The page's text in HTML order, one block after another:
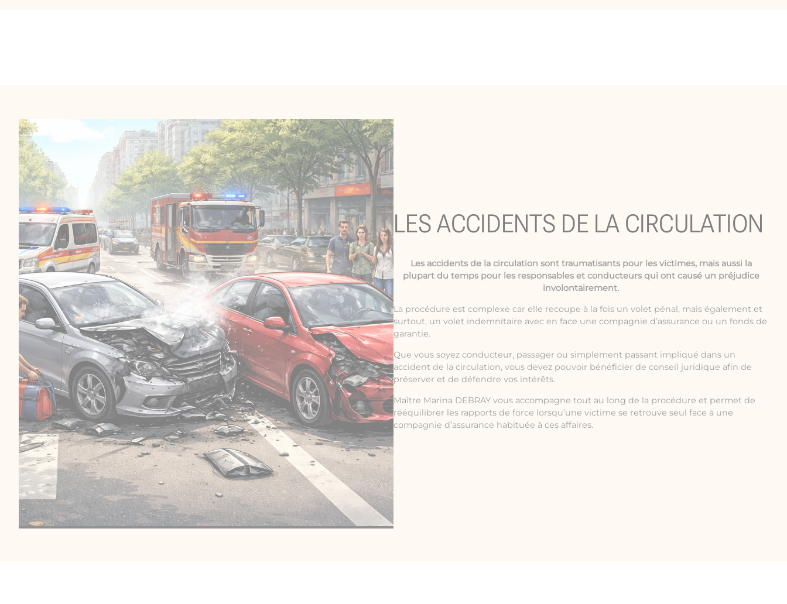
LES ACCIDENTS DE LA CIRCULATION
Les accidents de la circulation sont traumatisants pour les victimes, mais aussi la
plupart du temps pour les responsables et conducteurs qui ont causé un préjudice
involontairement.
La procédure est complexe car elle recoupe à la fois un volet pénal, mais également et
surtout, un volet indemnitaire avec en face une compagnie d’assurance ou un fonds de
garantie.
Que vous soyez conducteur, passager ou simplement passant impliqué dans un
accident de la circulation, vous devez pouvoir bénéficier de conseil juridique afin de
préserver et de défendre vos intérêts.
Maître Marina DEBRAY vous accompagne tout au long de la procédure et permet de
rééquilibrer les rapports de force lorsqu’une victime se retrouve seul face à une
compagnie d’assurance habituée à ces affaires.